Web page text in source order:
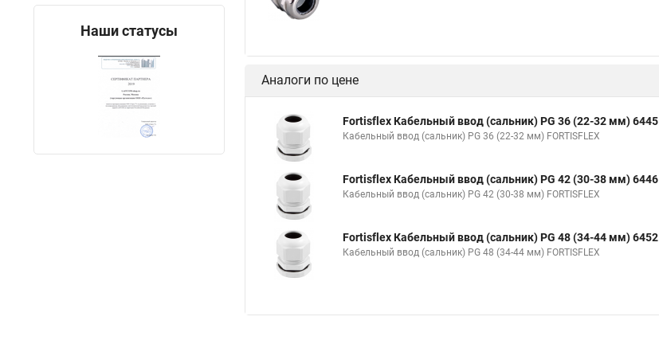
Наши статусы
Аналоги по цене
Fortisflex Кабельный ввод (сальник) PG 36 (22-32 мм) 6445
Кабельный ввод (сальник) PG 36 (22-32 мм) FORTISFLEX
Fortisflex Кабельный ввод (сальник) PG 42 (30-38 мм) 6446
Кабельный ввод (сальник) PG 42 (30-38 мм) FORTISFLEX
Fortisflex Кабельный ввод (сальник) PG 48 (34-44 мм) 6452
Кабельный ввод (сальник) PG 48 (34-44 мм) FORTISFLEX